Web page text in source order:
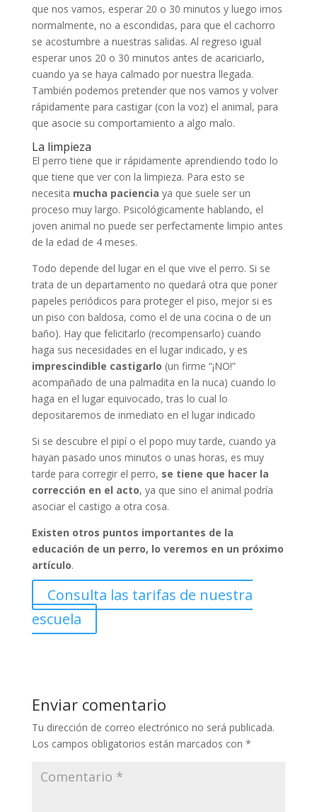
que nos vamos, esperar 20 o 30 minutos y luego irnos
normalmente, no a escondidas, para que el cachorro
se acostumbre a nuestras salidas. Al regreso igual
esperar unos 20 o 30 minutos antes de acariciarlo,
cuando ya se haya calmado por nuestra llegada.
También podemos pretender que nos vamos y volver
rápidamente para castigar (con la voz) el animal, para
que asocie su comportamiento a algo malo.
La limpieza
El perro tiene que ir rápidamente aprendiendo todo lo
que tiene que ver con la limpieza. Para esto se
necesita mucha paciencia ya que suele ser un
proceso muy largo. Psicológicamente hablando, el
joven animal no puede ser perfectamente limpio antes
de la edad de 4 meses.
Todo depende del lugar en el que vive el perro. Si se
trata de un departamento no quedará otra que poner
papeles periódicos para proteger el piso, mejor si es
un piso con baldosa, como el de una cocina o de un
baño). Hay que felicitarlo (recompensarlo) cuando
haga sus necesidades en el lugar indicado, y es
imprescindible castigarlo (un firme “¡NO!”
acompañado de una palmadita en la nuca) cuando lo
haga en el lugar equivocado, tras lo cual lo
depositaremos de inmediato en el lugar indicado
Si se descubre el pipí o el popo muy tarde, cuando ya
hayan pasado unos minutos o unas horas, es muy
tarde para corregir el perro, se tiene que hacer la
corrección en el acto, ya que sino el animal podría
asociar el castigo a otra cosa.
Existen otros puntos importantes de la
educación de un perro, lo veremos en un próximo
artículo.
Consulta las tarifas de nuestra
escuela
Enviar comentario
Tu dirección de correo electrónico no será publicada.
Los campos obligatorios están marcados con *